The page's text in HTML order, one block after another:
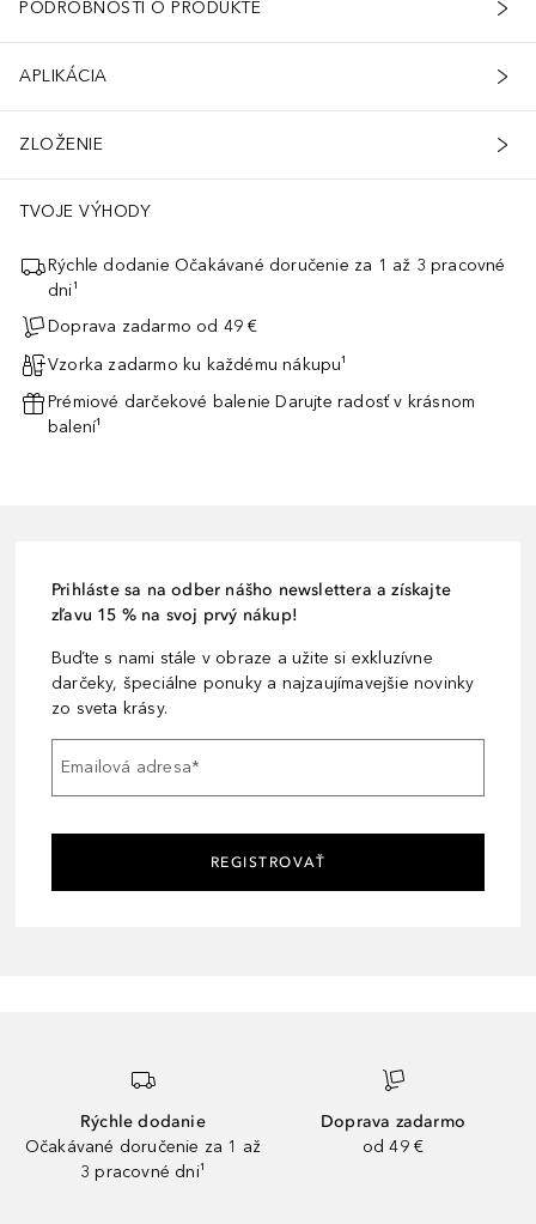
PODROBNOSTI O PRODUKTE
APLIKÁCIA
ZLOŽENIE
TVOJE VÝHODY
Rýchle dodanie Očakávané doručenie za 1 až 3 pracovné
dni¹
Doprava zadarmo od 49 €
Vzorka zadarmo ku každému nákupu¹
Prémiové darčekové balenie Darujte radosť v krásnom
balení¹
Prihláste sa na odber nášho newslettera a získajte
zľavu 15 % na svoj prvý nákup!
Buďte s nami stále v obraze a užite si exkluzívne
darčeky, špeciálne ponuky a najzaujímavejšie novinky
zo sveta krásy.
Emailová adresa*
REGISTROVAŤ
Rýchle dodanie
Očakávané doručenie za 1 až
3 pracovné dni¹
Doprava zadarmo
od 49 €